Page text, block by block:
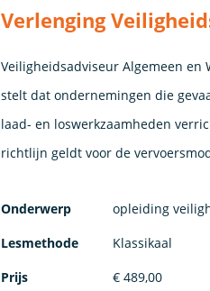
Verlenging
Veiligheidsadviseur Algemeen en
stelt dat ondernemingen die
laad- en loswerkzaamheden
richtlijn geldt voor de
Onderwerp
opleiding
Lesmethode
Klassikaal
Prijs
€ 489,00